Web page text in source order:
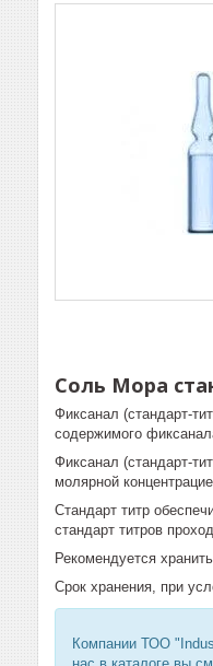
Соль Мора
Фиксанал (стандарт-
содержимого
Фиксанал (стандарт-
молярной
Стандарт титр
стандарт титров
Рекомендуется
Срок хранения, при
Компании ТОО